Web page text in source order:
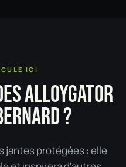
ICI
ALLOYGATOR
?
jantes protégées : elle